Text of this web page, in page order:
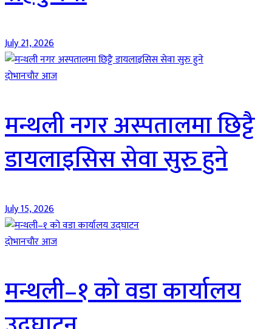
July 21, 2026
दाेभानचाैर आज
मन्थली नगर अस्पतालमा छिट्टै
डायलाइसिस सेवा सुरु हुने
July 15, 2026
दाेभानचाैर आज
मन्थली–१ को वडा कार्यालय